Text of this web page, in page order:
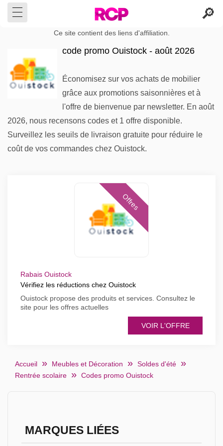
Ce site contient des liens d'affiliation.
code promo Ouistock - août 2026
Économisez sur vos achats de mobilier
grâce aux promotions saisonnières et à
l'offre de bienvenue par newsletter. En août
2026, nous recensons codes et 1 offre disponible.
Surveillez les seuils de livraison gratuite pour réduire le
coût de vos commandes chez Ouistock.
Offres
Rabais Ouistock
Vérifiez les réductions chez Ouistock
Ouistock propose des produits et services. Consultez le
site pour les offres actuelles
VOIR L'OFFRE
Accueil Meubles et Décoration
Soldes d'été
Rentrée scolaire
Codes promo Ouistock
MARQUES LIÉES